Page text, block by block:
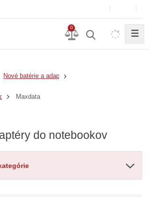
0
☰
Nové batérie a adaptéry
notebookov
Maxdata
do notebookov